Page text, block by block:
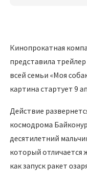
Кинопрокатная
представила
всей семьи «Моя
картина стартует 9
Действие
космодрома
десятилетний
который
как запуск ракет